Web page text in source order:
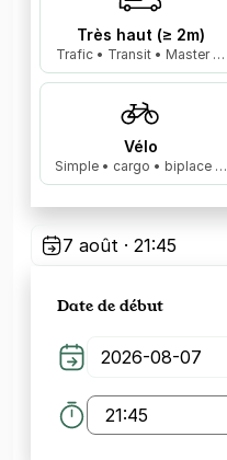
Très haut (≥ 2m)
Trafic • Transit • Master …
Vélo
Simple • cargo • biplace …
7 août · 21:45
Date de début